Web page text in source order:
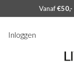
Vanaf€50,-
Inloggen